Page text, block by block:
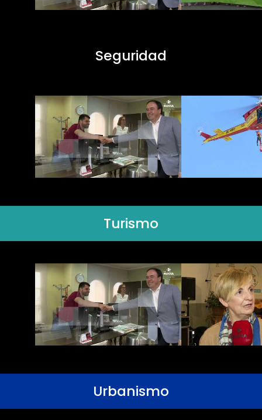
Seguridad
Turismo
Urbanismo